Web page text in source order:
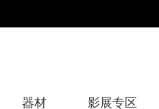
器材 影展专区